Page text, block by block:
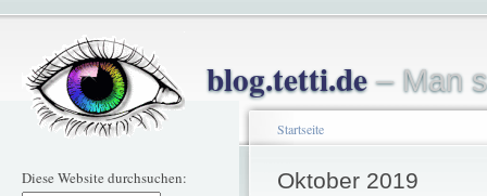
blog.tetti.de– Man
Diese Website durchsuchen:
Startseite
Oktober 2019